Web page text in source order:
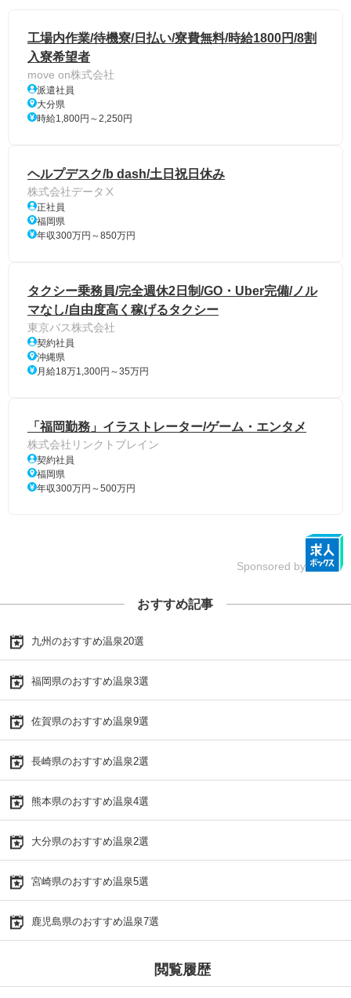
工場内作業/待機寮/日払い/寮費無料/時給1800円/8割
入寮希望者
move on株式会社
派遣社員
大分県
時給1,800円～2,250円
ヘルプデスク/b dash/土日祝日休み
株式会社データⅩ
正社員
福岡県
年収300万円～850万円
タクシー乗務員/完全週休2日制/GO・Uber完備/ノル
マなし/自由度高く稼げるタクシー
東京バス株式会社
契約社員
沖縄県
月給18万1,300円～35万円
「福岡勤務」イラストレーター/ゲーム・エンタメ
株式会社リンクトブレイン
契約社員
福岡県
年収300万円～500万円
Sponsored by
おすすめ記事
九州のおすすめ温泉20選
福岡県のおすすめ温泉3選
佐賀県のおすすめ温泉9選
長崎県のおすすめ温泉2選
熊本県のおすすめ温泉4選
大分県のおすすめ温泉2選
宮崎県のおすすめ温泉5選
鹿児島県のおすすめ温泉7選
閲覧履歴